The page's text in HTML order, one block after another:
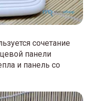
сочетание
панели
и панель со